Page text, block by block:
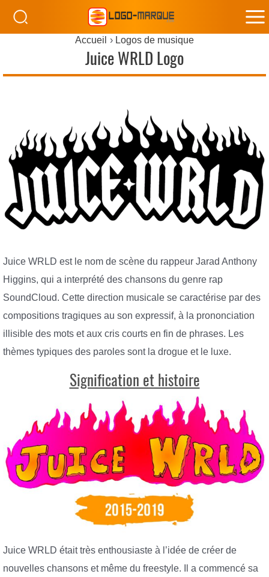
Accueil Logos de musique
Juice WRLD Logo
Juice WRLD est le nom de scène du rappeur Jarad Anthony
Higgins, qui a interprété des chansons du genre rap
SoundCloud. Cette direction musicale se caractérise par des
compositions tragiques au son expressif, à la prononciation
illisible des mots et aux cris courts en fin de phrases. Les
thèmes typiques des paroles sont la drogue et le luxe.
Signification et histoire
Juice WRLD était très enthousiaste à l’idée de créer de
nouvelles chansons et même du freestyle. Il a commencé sa